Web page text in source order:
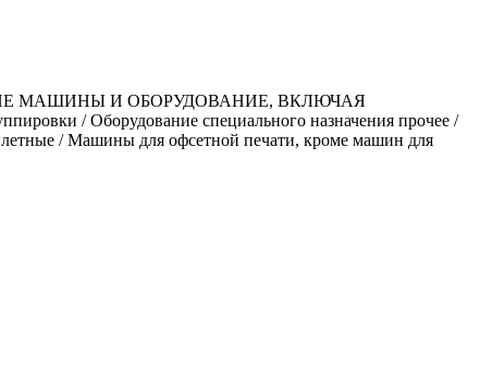
МАШИНЫ И ОБОРУДОВАНИЕ, ВКЛЮЧАЯ
/ Оборудование специального назначения прочее /
/ Машины для офсетной печати, кроме машин для